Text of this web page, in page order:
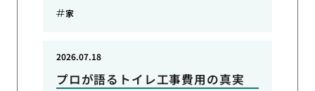
家
プロが語るトイレ工事費用の真実
2026.07.18